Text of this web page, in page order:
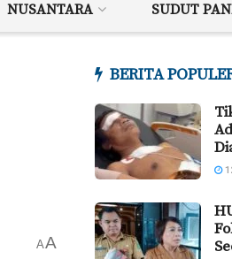
NUSANTARA SUDUT
AA
BERITA